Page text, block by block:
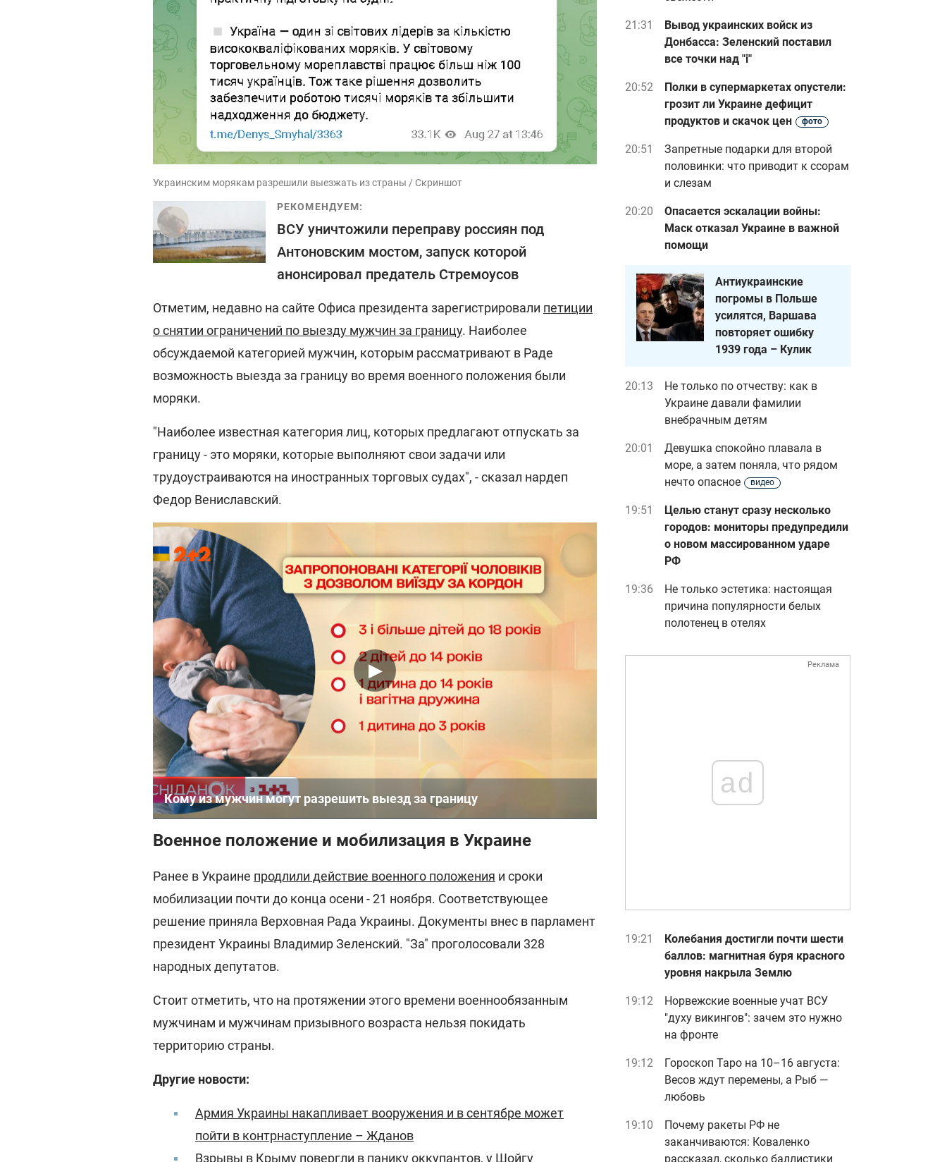
Украинским морякам разрешили выезжать из страны / Скриншот
РЕКОМЕНДУЕМ:
ВСУ уничтожили переправу россиян под
Антоновским мостом, запуск которой
анонсировал предатель Стремоусов
Отметим, недавно на сайте Офиса президента зарегистрировали петиции
о снятии ограничений по выезду мужчин за границу. Наиболее
обсуждаемой категорией мужчин, которым рассматривают в Раде
возможность выезда за границу во время военного положения были
моряки.
"Наиболее известная категория лиц, которых предлагают отпускать за
границу - это моряки, которые выполняют свои задачи или
трудоустраиваются на иностранных торговых судах", - сказал нардеп
Федор Вениславский.
Кому из мужчин могут разрешить выезд за границу
Военное положение и мобилизация в Украине
Ранее в Украине продлили действие военного положения и сроки
мобилизации почти до конца осени - 21 ноября. Соответствующее
решение приняла Верховная Рада Украины. Документы внес в парламент
президент Украины Владимир Зеленский. "За" проголосовали 328
народных депутатов.
Стоит отметить, что на протяжении этого времени военнообязанным
мужчинам и мужчинам призывного возраста нельзя покидать
территорию страны.
Другие новости:
Армия Украины накапливает вооружения и в сентябре может
пойти в контрнаступление – Жданов
Взрывы в Крыму повергли в панику оккупантов, у Шойгу
21:31
Вывод украинских войск из
Донбасса: Зеленский поставил
все точки над "i"
20:52
Полки в супермаркетах опустели:
грозит ли Украине дефицит
продуктов и скачок цен
фото
20:51
Запретные подарки для второй
половинки: что приводит к ссорам
и слезам
20:20
Опасается эскалации войны:
Маск отказал Украине в важной
помощи
Антиукраинские
погромы в Польше
усилятся, Варшава
повторяет ошибку
1939 года – Кулик
20:13
Не только по отчеству: как в
Украине давали фамилии
внебрачным детям
20:01
Девушка спокойно плавала в
море, а затем поняла, что рядом
нечто опасное
видео
19:51
Целью станут сразу несколько
городов: мониторы предупредили
о новом массированном ударе
РФ
19:36
Не только эстетика: настоящая
причина популярности белых
полотенец в отелях
Реклама
ad
19:21
Колебания достигли почти шести
баллов: магнитная буря красного
уровня накрыла Землю
19:12
Норвежские военные учат ВСУ
"духу викингов": зачем это нужно
на фронте
19:12
Гороскоп Таро на 10–16 августа:
Весов ждут перемены, а Рыб —
любовь
19:10
Почему ракеты РФ не
заканчиваются: Коваленко
рассказал, сколько баллистики